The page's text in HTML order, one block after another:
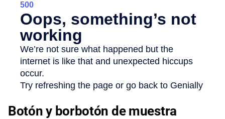
Botón y borbotón de muestra